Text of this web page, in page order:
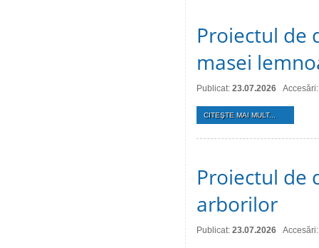
Proiectul de
masei
Publicat: 23.07.2026
CITEŞTE MAI MULT...
Proiectul de
arborilor
Publicat: 23.07.2026